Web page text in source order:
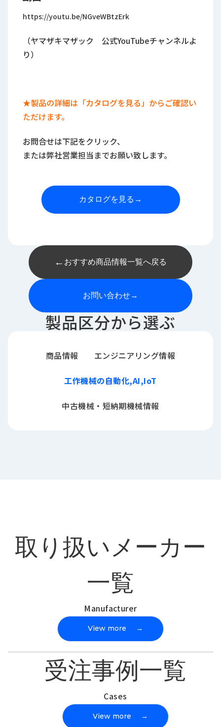
https://youtu.be/NGveWBtzErk
（ヤマザキマザック 公式YouTubeチャンネルよ
り）
★製品の詳細は「カタログを見る」からご確認い
ただけます。
お問合せは下記をクリック、
または弊社営業担当までお願い致します。
カタログを見る →
← おすすめ商品情報一覧へ戻る
お問い合わせ→
製品区分から選ぶ
商品情報 エンジニアリング情報
工作機械の自動化,AI,IoT
中古機械・短納期機械情報
取り扱いメーカー
一覧
Manufacturer
View more →
受注事例一覧
Cases
View more →